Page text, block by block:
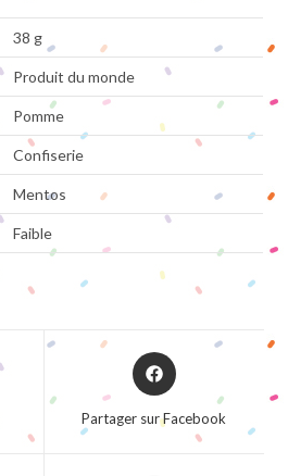
38 g
Produit du monde
Pomme
Confiserie
Mentos
Faible
Opens
in
Partager sur Facebook